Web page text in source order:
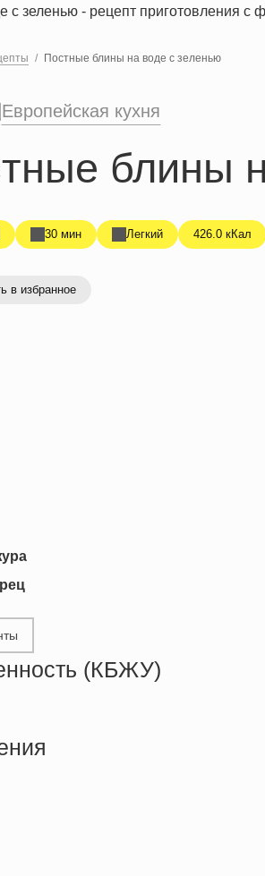
Постные блины на воде с зеленью
Европейская кухня
блины
30 мин Легкий 426.0 кКал
в избранное
(КБЖУ)